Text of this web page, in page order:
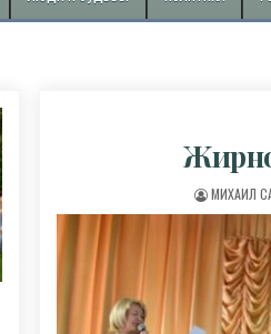
АВТОР:
МИХАИЛ